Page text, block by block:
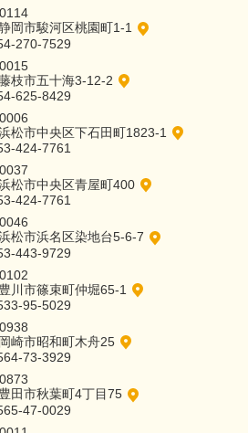
岡市駿河区桃園町1-1
270-7529
枝市五十海3-12-2
625-8429
松市中央区下石田町1823-1
424-7761
松市中央区青屋町400
424-7761
松市浜名区染地台5-6-7
443-9729
川市篠束町仲堀65-1
95-5029
崎市昭和町木舟25
73-3929
田市秋葉町4丁目75
47-0029